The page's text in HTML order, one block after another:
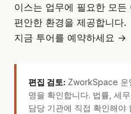
이스는 업무에 필요한 모
편안한 환경을 제공합니다.
지금 투어를 예약하세요 →
편집 검토: ZworkSpace 운
명을 확인합니다. 법률, 세
담당 기관에 직접 확인해야